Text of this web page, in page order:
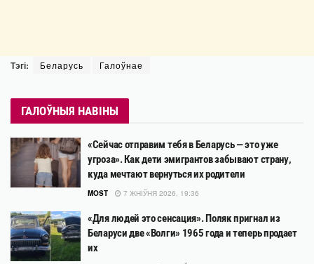
Тэгі: Беларусь Галоўнае
ГАЛОЎНЫЯ НАВІНЫ
«Сейчас отправим тебя в Беларусь — это уже
угроза». Как дети эмигрантов забывают страну,
куда мечтают вернуться их родители
MOST 7 ЖНІЎНЯ 2026, 19:36
«Для людей это сенсация». Поляк пригнал из
Беларуси две «Волги» 1965 года и теперь продает
их